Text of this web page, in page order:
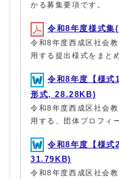
かる募集要項です。
令和8年度様式
令和8年度西成区社会
用する提出様式をまと
令和8年度【様式
形式, 28.28KB)
令和8年度西成区社会
用する、団体プロフィ
令和8年度【様式
31.79KB)
令和8年度西成区社会